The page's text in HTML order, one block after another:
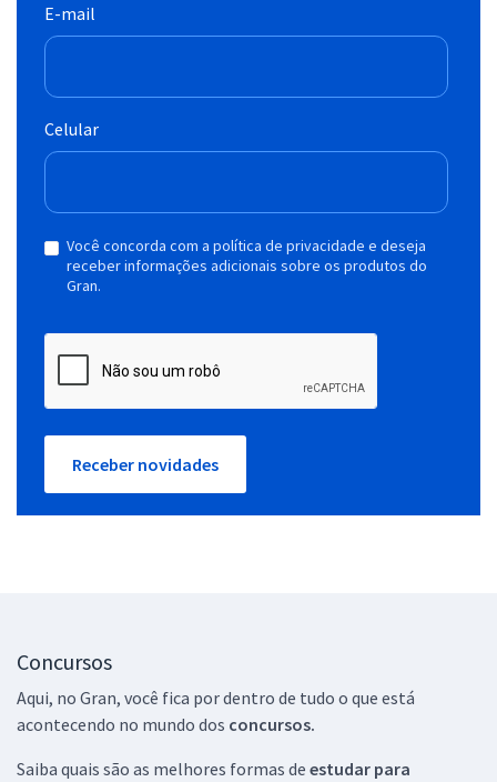
E-mail
Celular
Você concorda com a política de privacidade e deseja
receber informações adicionais sobre os produtos do
Gran.
Receber novidades
Concursos
Aqui, no Gran, você fica por dentro de tudo o que está
acontecendo no mundo dos concursos.
Saiba quais são as melhores formas de estudar para